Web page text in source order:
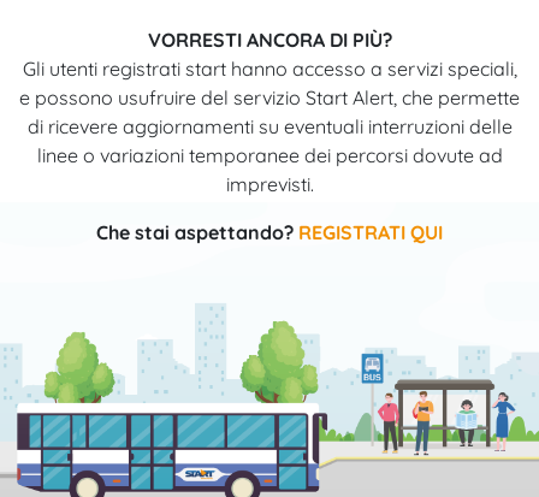
VORRESTI ANCORA DI PIÙ?
Gli utenti registrati start hanno accesso a servizi speciali,
e possono usufruire del servizio Start Alert, che permette
di ricevere aggiornamenti su eventuali interruzioni delle
linee o variazioni temporanee dei percorsi dovute ad
imprevisti.
Che stai aspettando? REGISTRATI QUI